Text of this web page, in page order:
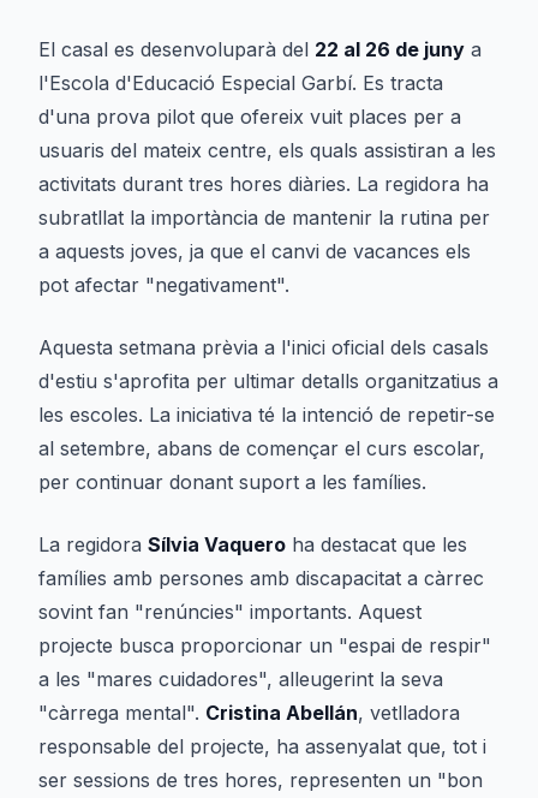
El casal es desenvoluparà del 22 al 26 de juny a
l'Escola d'Educació Especial Garbí. Es tracta
d'una prova pilot que ofereix vuit places per a
usuaris del mateix centre, els quals assistiran a les
activitats durant tres hores diàries. La regidora ha
subratllat la importància de mantenir la rutina per
a aquests joves, ja que el canvi de vacances els
pot afectar "negativament".
Aquesta setmana prèvia a l'inici oficial dels casals
d'estiu s'aprofita per ultimar detalls organitzatius a
les escoles. La iniciativa té la intenció de repetir-se
al setembre, abans de començar el curs escolar,
per continuar donant suport a les famílies.
La regidora Sílvia Vaquero ha destacat que les
famílies amb persones amb discapacitat a càrrec
sovint fan "renúncies" importants. Aquest
projecte busca proporcionar un "espai de respir"
a les "mares cuidadores", alleugerint la seva
"càrrega mental". Cristina Abellán, vetlladora
responsable del projecte, ha assenyalat que, tot i
ser sessions de tres hores, representen un "bon